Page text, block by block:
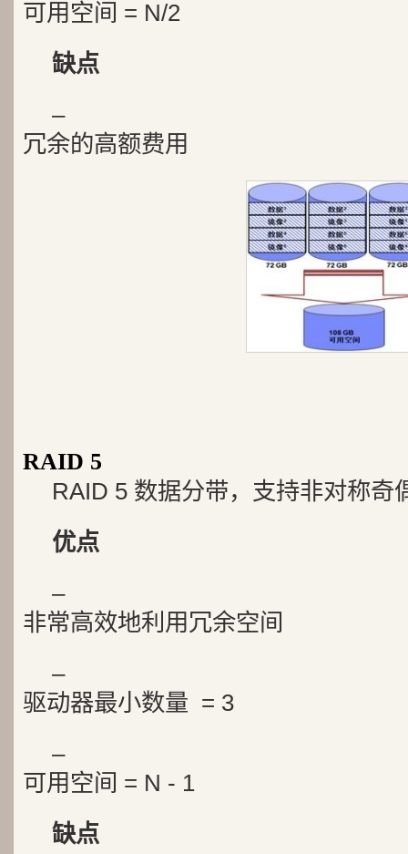
可用空间 = N/2
缺点
–
冗余的高额费用
RAID 5
RAID 5 数据分带，支持非对称奇
优点
–
非常高效地利用冗余空间
–
驱动器最小数量 = 3
–
可用空间 = N - 1
缺点